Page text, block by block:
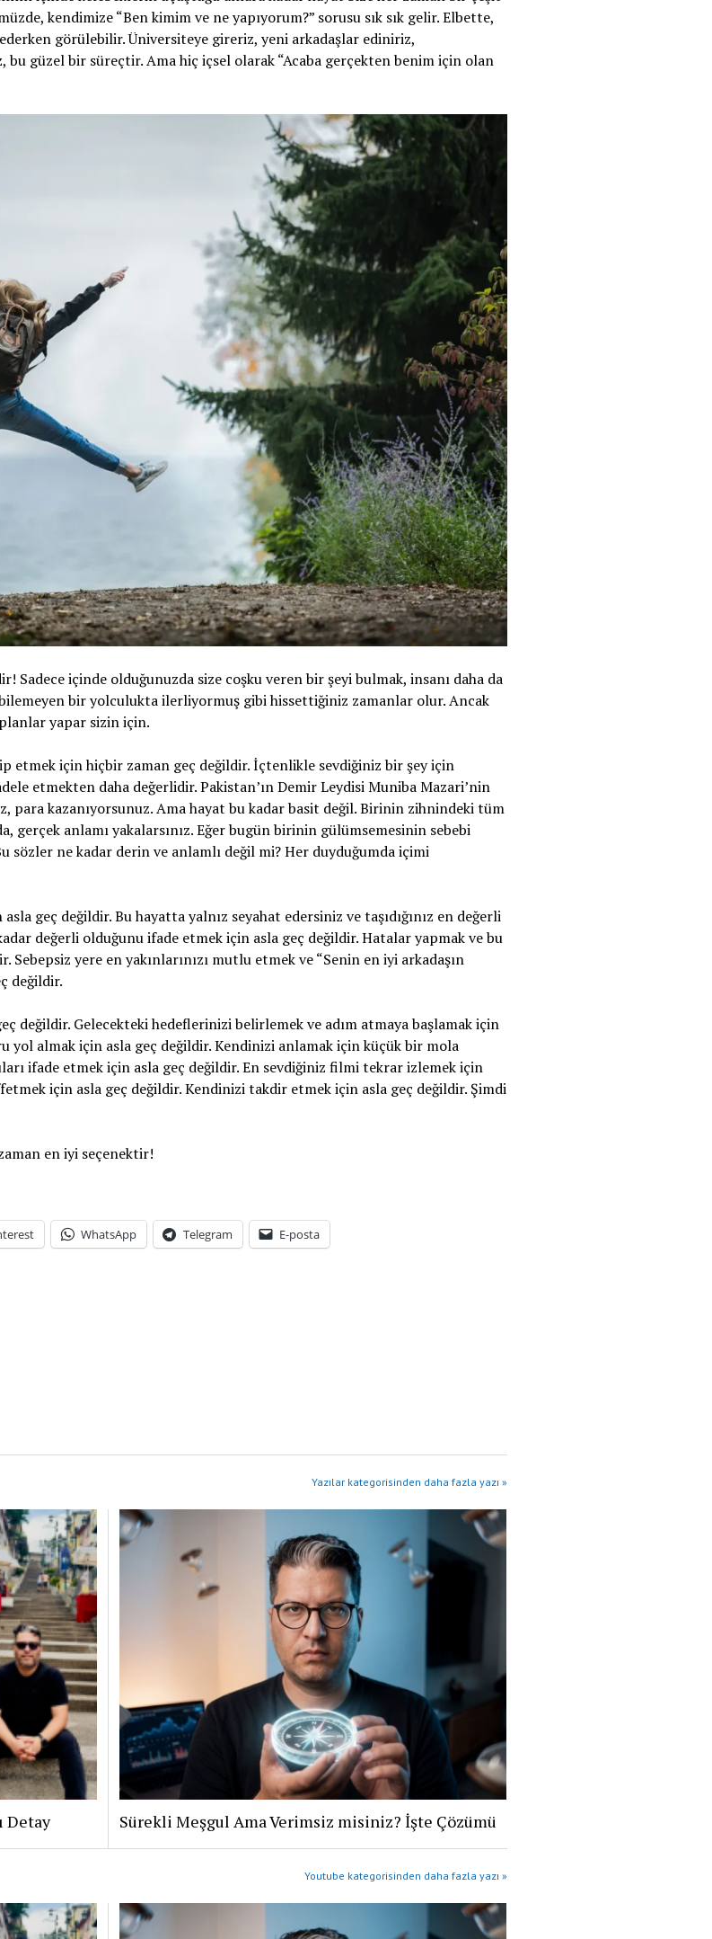
kendimize “Ben kimim ve ne yapıyorum?” sorusu sık sık gelir. Elbette,
görülebilir. Üniversiteye gireriz, yeni arkadaşlar ediniriz,
bu güzel bir süreçtir. Ama hiç içsel olarak “Acaba gerçekten benim için olan
Sadece içinde olduğunuzda size coşku veren bir şeyi bulmak, insanı daha da
bir yolculukta ilerliyormuş gibi hissettiğiniz zamanlar olur. Ancak
yapar sizin için.
etmek için hiçbir zaman geç değildir. İçtenlikle sevdiğiniz bir şey için
etmekten daha değerlidir. Pakistan’ın Demir Leydisi Muniba Mazari’nin
para kazanıyorsunuz. Ama hayat bu kadar basit değil. Birinin zihnindeki tüm
gerçek anlamı yakalarsınız. Eğer bugün birinin gülümsemesinin sebebi
sözler ne kadar derin ve anlamlı değil mi? Her duyduğumda içimi
geç değildir. Bu hayatta yalnız seyahat edersiniz ve taşıdığınız en değerli
değerli olduğunu ifade etmek için asla geç değildir. Hatalar yapmak ve bu
yere en yakınlarınızı mutlu etmek ve “Senin en iyi arkadaşın
değildir.
değildir. Gelecekteki hedeflerinizi belirlemek ve adım atmaya başlamak için
yol almak için asla geç değildir. Kendinizi anlamak için küçük bir mola
ifade etmek için asla geç değildir. En sevdiğiniz filmi tekrar izlemek için
için asla geç değildir. Kendinizi takdir etmek için asla geç değildir. Şimdi
en iyi seçenektir!
WhatsApp Telegram E-posta
Yazılar kategorisinden daha fazla yazı »
Detay Sürekli Meşgul Ama Verimsiz misiniz? İşte Çözümü
Youtube kategorisinden daha fazla yazı »